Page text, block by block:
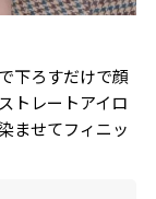
下ろすだけで顔
トレートアイロ
ませてフィニッ